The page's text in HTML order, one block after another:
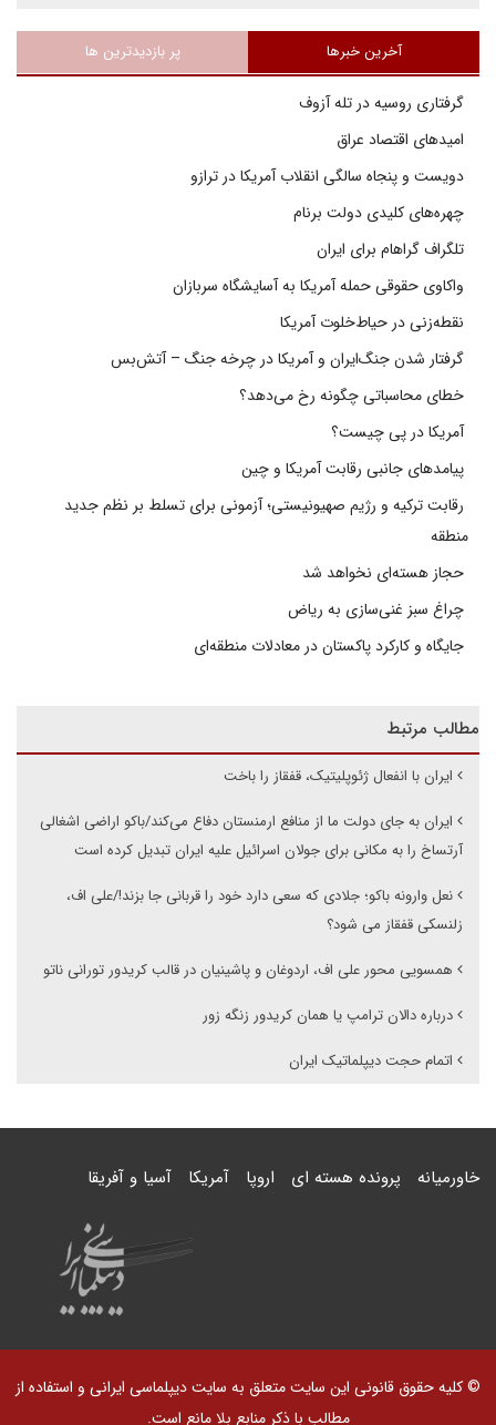
آخرین خبرها پر بازدیدترین ها
گرفتاری روسیه در تله آزوف
امیدهای اقتصاد عراق
دویست و پنجاه سالگی انقلاب آمریکا در ترازو
چهره‌های کلیدی دولت برنام
تلگراف گراهام برای ایران
واکاوی حقوقی حمله آمریکا به آسایشگاه سربازان
نقطه‌زنی در حیاط‌خلوت آمریکا
گرفتار شدن جنگ‌ایران و آمریکا در چرخه جنگ – آتش‌بس
خطای محاسباتی چگونه رخ می‌دهد؟
آمریکا در پی چیست؟
پیامدهای جانبی رقابت آمریکا و چین
رقابت ترکیه و رژیم صهیونیستی؛ آزمونی برای تسلط بر نظم جدید
منطقه
حجاز هسته‌ای نخواهد شد
چراغ سبز غنی‌سازی به ریاض
جایگاه و کارکرد پاکستان در معادلات منطقه‌ای
مطالب مرتبط
ایران با انفعال ژئوپلیتیک، قفقاز را باخت
ایران به جای دولت ما از منافع ارمنستان دفاع می‌کند/باکو اراضی اشغالی
آرتساخ را به مکانی برای جولان اسرائیل علیه ایران تبدیل کرده است
نعل وارونه باکو؛ جلادی که سعی دارد خود را قربانی جا بزند!/علی اف،
زلنسکی قفقاز می شود؟
همسویی محور علی اف، اردوغان و پاشینیان در قالب کریدور تورانی ناتو
درباره دالان ترامپ یا همان کریدور زنگه زور
اتمام حجت دیپلماتیک ایران
خاورمیانه پرونده هسته ای اروپا آمریکا آسیا و آفریقا
© کلیه حقوق قانونی این سایت متعلق به سایت دیپلماسی ایرانی و استفاده از
مطالب با ذکر منابع بلا مانع است.